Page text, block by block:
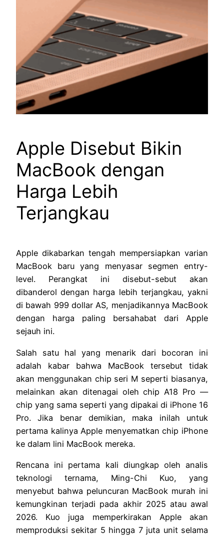
Apple Disebut Bikin
MacBook dengan
Harga Lebih
Terjangkau
Apple dikabarkan tengah mempersiapkan varian
MacBook baru yang menyasar segmen entry-
level. Perangkat ini disebut-sebut akan
dibanderol dengan harga lebih terjangkau, yakni
di bawah 999 dollar AS, menjadikannya MacBook
dengan harga paling bersahabat dari Apple
sejauh ini.
Salah satu hal yang menarik dari bocoran ini
adalah kabar bahwa MacBook tersebut tidak
akan menggunakan chip seri M seperti biasanya,
melainkan akan ditenagai oleh chip A18 Pro —
chip yang sama seperti yang dipakai di iPhone 16
Pro. Jika benar demikian, maka inilah untuk
pertama kalinya Apple menyematkan chip iPhone
ke dalam lini MacBook mereka.
Rencana ini pertama kali diungkap oleh analis
teknologi ternama, Ming-Chi Kuo, yang
menyebut bahwa peluncuran MacBook murah ini
kemungkinan terjadi pada akhir 2025 atau awal
2026. Kuo juga memperkirakan Apple akan
memproduksi sekitar 5 hingga 7 juta unit selama